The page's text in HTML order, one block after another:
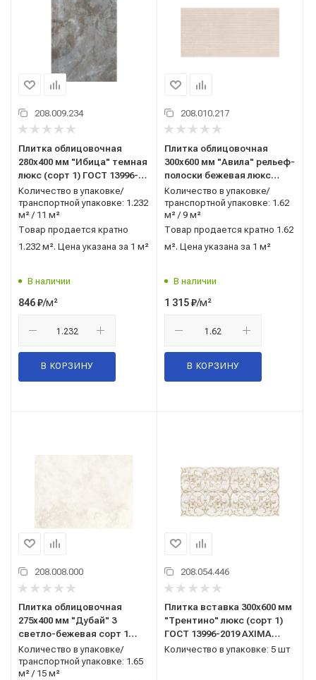
208.009.234
Плитка облицовочная
280x400 мм "Ибица" темная
люкс (сорт 1) ГОСТ 13996-
2019 AXIMA (Россия)
Количество в упаковке/
транспортной упаковке: 1.232
м² / 11 м²
Товар продается кратно
1.232 м². Цена указана за 1 м²
В наличии
846₽/м²
В КОРЗИНУ
208.010.217
Плитка облицовочная
300x600 мм "Авила" рельеф-
полоски бежевая люкс
(сорт 1) ГОСТ 13996-2019
AXIMA (Россия)
Количество в упаковке/
транспортной упаковке: 1.62
м² / 9 м²
Товар продается кратно 1.62
м². Цена указана за 1 м²
В наличии
1 315₽/м²
В КОРЗИНУ
208.008.000
Плитка облицовочная
275x400 мм "Дубай" 3
светло-бежевая сорт 1
ГОСТ 13996-2019 Керамин
(Беларусь)
Количество в упаковке/
транспортной упаковке: 1.65
м² / 15 м²
208.054.446
Плитка вставка 300x600 мм
"Трентино" люкс (сорт 1)
ГОСТ 13996-2019 AXIMA
(Россия)
Количество в упаковке: 5 шт